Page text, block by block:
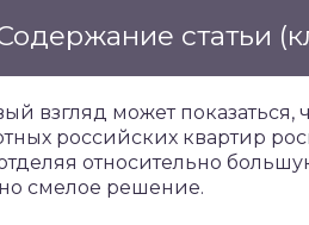
статьи
взгляд может показаться,
российских квартир
относительно
смелое решение.